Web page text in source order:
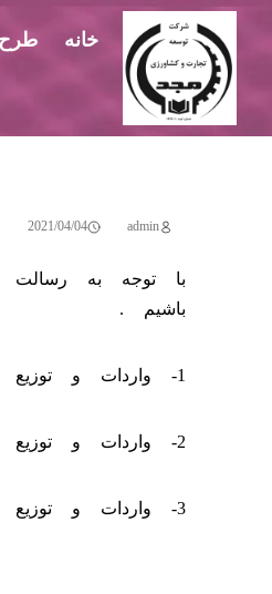
خانه طرح
admin
2021/04/04
با توجه به رسالت
باشیم .
1- واردات و توزیع گوشت گوساله منجمد کارتنی
2- واردات و توزیع گوشت گرم گوسفندی
3- واردات و توزیع گوشت مرغ منجمد کارتنی